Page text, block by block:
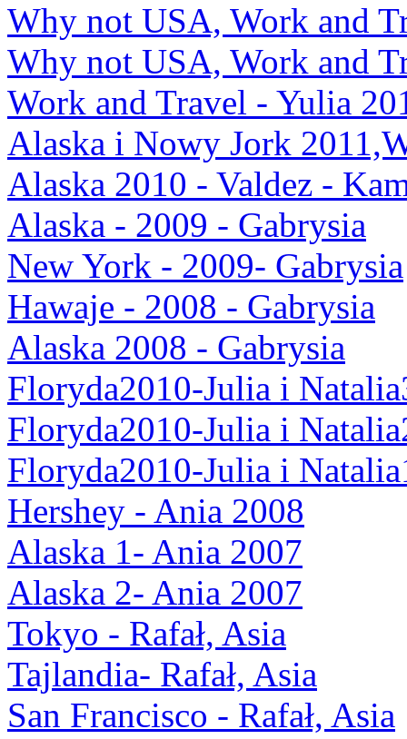
Why not USA, Work and
Why not USA, Work and
Work and Travel - Yulia
Alaska i Nowy Jork
Alaska 2010 - Valdez -
Alaska - 2009 - Gabrysia
New York - 2009- Gabrysia
Hawaje - 2008 - Gabrysia
Alaska 2008 - Gabrysia
Floryda2010-Julia i
Floryda2010-Julia i
Floryda2010-Julia i
Hershey - Ania 2008
Alaska 1- Ania 2007
Alaska 2- Ania 2007
Tokyo - Rafał, Asia
Tajlandia- Rafał, Asia
San Francisco - Rafał, Asia